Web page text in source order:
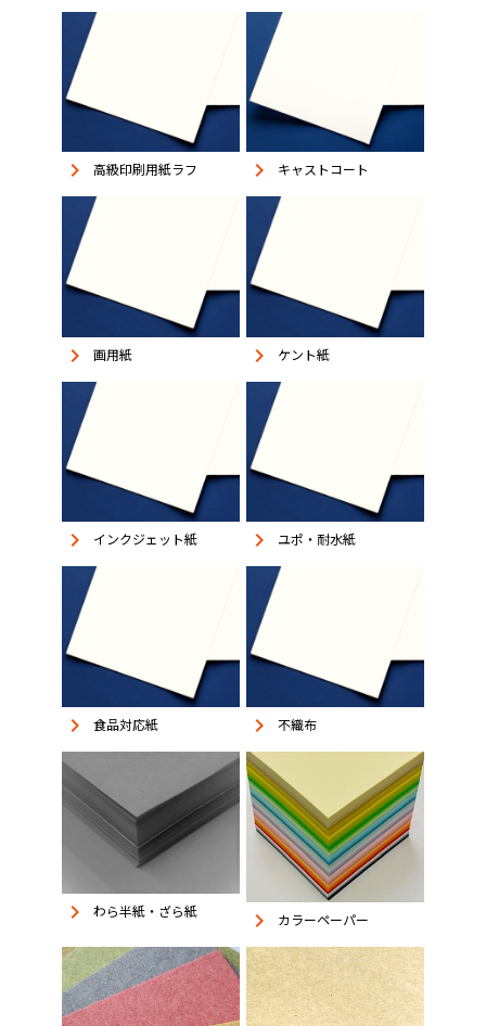
keyboard_arrow_right 高級印刷用紙ラフ keyboard_arrow_right キャストコート
keyboard_arrow_right 画用紙 keyboard_arrow_right ケント紙
keyboard_arrow_right インクジェット紙 keyboard_arrow_right ユポ・耐水紙
keyboard_arrow_right 食品対応紙 keyboard_arrow_right 不織布
keyboard_arrow_right わら半紙・ざら紙 keyboard_arrow_right カラーペーパー